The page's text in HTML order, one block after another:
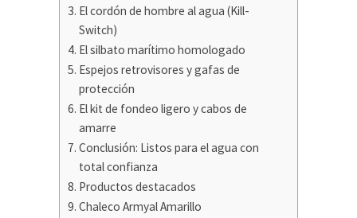
El cordón de hombre al agua (Kill-
Switch)
El silbato marítimo homologado
Espejos retrovisores y gafas de
protección
El kit de fondeo ligero y cabos de
amarre
Conclusión: Listos para el agua con
total confianza
Productos destacados
Chaleco Armyal Amarillo